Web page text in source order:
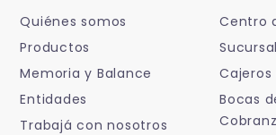
Quiénes somos
Productos
Memoria y Balance
Entidades
Trabajá con nosotros
Centro
Bocas